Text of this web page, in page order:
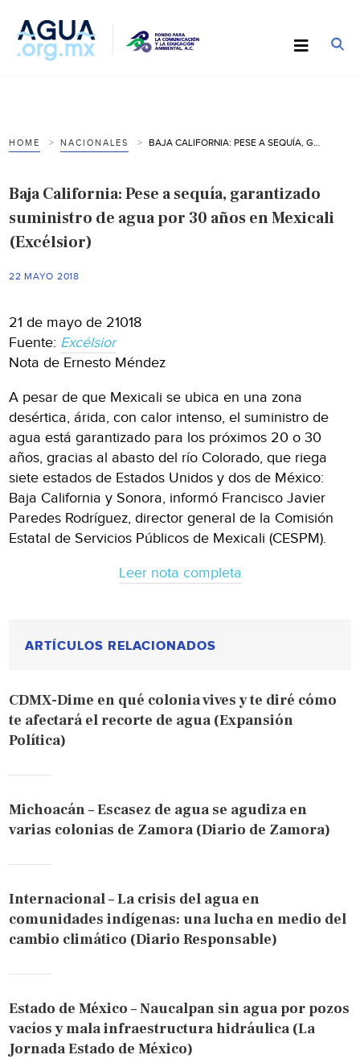
HOME NACIONALES
Baja California: Pese a sequía, garantizado
suministro de agua por 30 años en Mexicali
(Excélsior)
22 MAYO 2018
21 de mayo de 21018
Fuente: Excélsior
Nota de Ernesto Méndez
A pesar de que Mexicali se ubica en una zona
desértica, árida, con calor intenso, el suministro de
agua está garantizado para los próximos 20 o 30
años, gracias al abasto del río Colorado, que riega
siete estados de Estados Unidos y dos de México:
Baja California y Sonora, informó Francisco Javier
Paredes Rodríguez, director general de la Comisión
Estatal de Servicios Públicos de Mexicali (CESPM).
Leer nota completa
ARTÍCULOS RELACIONADOS
CDMX-Dime en qué colonia vives y te diré cómo
te afectará el recorte de agua (Expansión
Política)
Michoacán – Escasez de agua se agudiza en
varias colonias de Zamora (Diario de Zamora)
Internacional – La crisis del agua en
comunidades indígenas: una lucha en medio del
cambio climático (Diario Responsable)
Estado de México – Naucalpan sin agua por pozos
vacíos y mala infraestructura hidráulica (La
Jornada Estado de México)